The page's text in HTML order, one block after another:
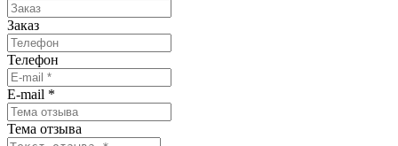
Заказ
Телефон
E-mail *
Тема отзыва